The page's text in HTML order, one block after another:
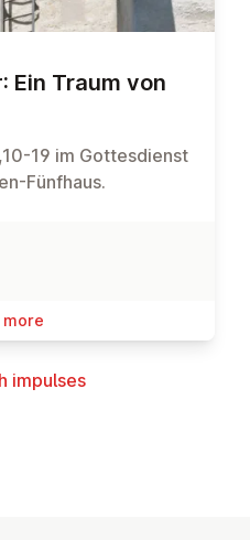
Ein Traum von
19 im Gottesdienst
Fünfhaus.
more
impulses